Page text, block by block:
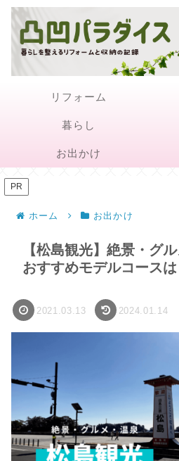
リフォーム
暮らし
お出かけ
PR
ホーム お出かけ
【松島観光】絶景・グ
おすすめモデルコースは
2021.03.13 2024.01.14